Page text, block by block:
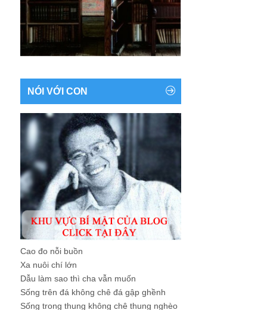
NÓI VỚI CON
Cao đo nỗi buồn
Xa nuôi chí lớn
Dẫu làm sao thì cha vẫn muốn
Sống trên đá không chê đá gập ghềnh
Sống trong thung không chê thung nghèo